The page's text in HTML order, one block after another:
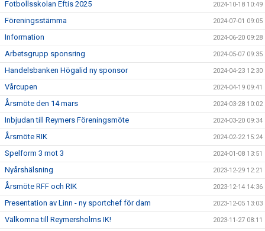
Fotbollsskolan Eftis 2025 2024-10-18 10:49
Föreningsstämma 2024-07-01 09:05
Information 2024-06-20 09:28
Arbetsgrupp sponsring 2024-05-07 09:35
Handelsbanken Högalid ny sponsor 2024-04-23 12:30
Vårcupen 2024-04-19 09:41
Årsmöte den 14 mars 2024-03-28 10:02
Inbjudan till Reymers Föreningsmöte 2024-03-20 09:34
Årsmöte RIK 2024-02-22 15:24
Spelform 3 mot 3 2024-01-08 13:51
Nyårshälsning 2023-12-29 12:21
Årsmöte RFF och RIK 2023-12-14 14:36
Presentation av Linn - ny sportchef för dam 2023-12-05 13:03
Välkomna till Reymersholms IK! 2023-11-27 08:11